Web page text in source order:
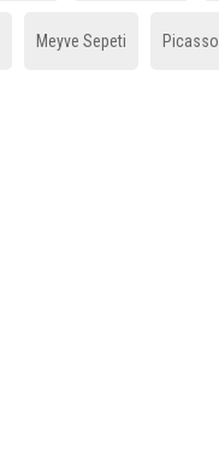
Meyve Sepeti Picasso